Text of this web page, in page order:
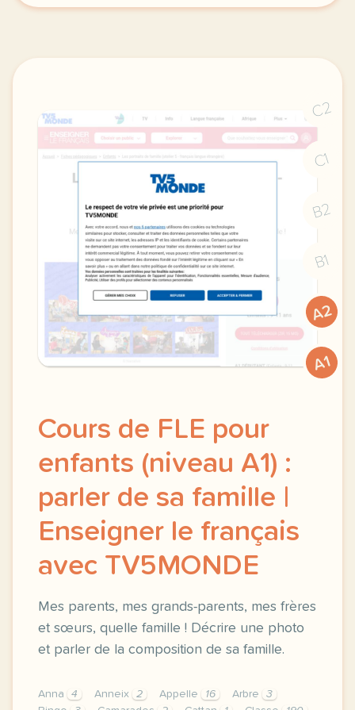
C2
C1
B2
B1
A2
A1
Cours de FLE pour
enfants (niveau A1) :
parler de sa famille |
Enseigner le français
avec TV5MONDE
Mes parents, mes grands-parents, mes frères
et sœurs, quelle famille ! Décrire une photo
et parler de la composition de sa famille.
Anna 4 Anneix 2 Appelle 16 Arbre
3